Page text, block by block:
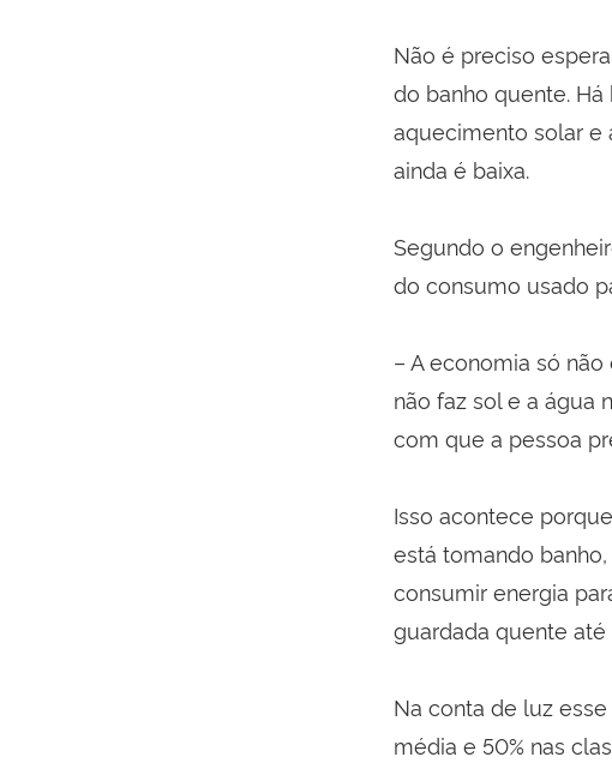
Não é preciso
do banho quente.
aquecimento solar e
ainda é baixa.
Segundo o
do consumo usado
– A economia só
não faz sol e a água
com que a pessoa
Isso acontece
está tomando
consumir energia
guardada quente até
Na conta de luz
média e 50% nas